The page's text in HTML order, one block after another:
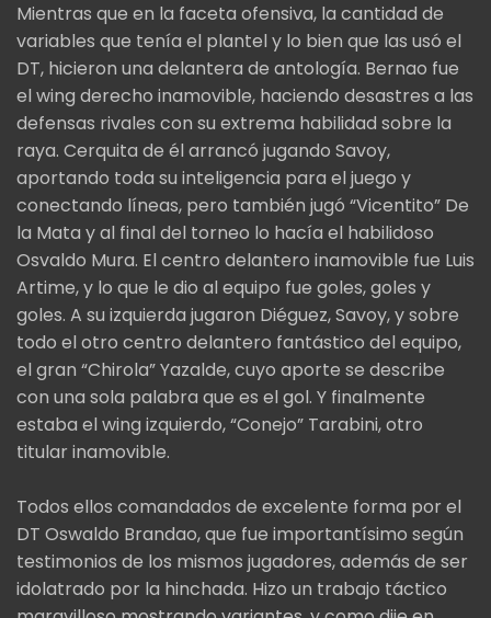
Mientras que en la faceta ofensiva, la cantidad de
variables que tenía el plantel y lo bien que las usó el
DT, hicieron una delantera de antología. Bernao fue
el wing derecho inamovible, haciendo desastres a las
defensas rivales con su extrema habilidad sobre la
raya. Cerquita de él arrancó jugando Savoy,
aportando toda su inteligencia para el juego y
conectando líneas, pero también jugó “Vicentito” De
la Mata y al final del torneo lo hacía el habilidoso
Osvaldo Mura. El centro delantero inamovible fue Luis
Artime, y lo que le dio al equipo fue goles, goles y
goles. A su izquierda jugaron Diéguez, Savoy, y sobre
todo el otro centro delantero fantástico del equipo,
el gran “Chirola” Yazalde, cuyo aporte se describe
con una sola palabra que es el gol. Y finalmente
estaba el wing izquierdo, “Conejo” Tarabini, otro
titular inamovible.
Todos ellos comandados de excelente forma por el
DT Oswaldo Brandao, que fue importantísimo según
testimonios de los mismos jugadores, además de ser
idolatrado por la hinchada. Hizo un trabajo táctico